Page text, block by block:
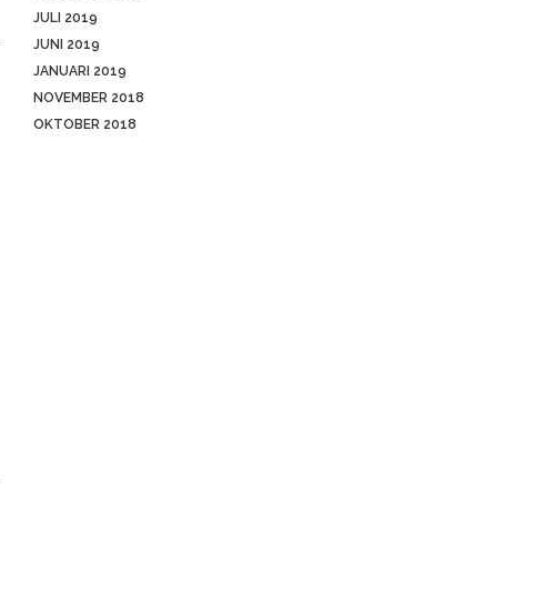
JULI 2019
JUNI 2019
JANUARI 2019
NOVEMBER 2018
OKTOBER 2018